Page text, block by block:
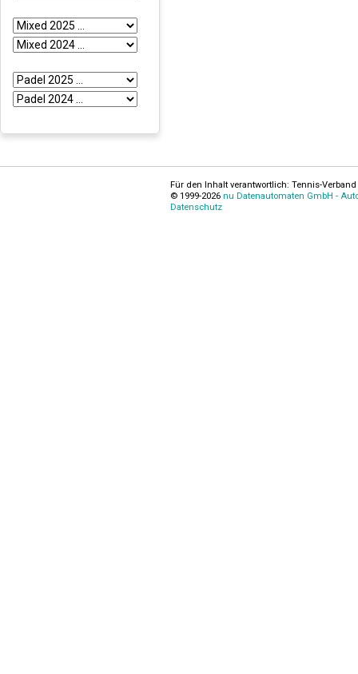
Für den Inhalt verantwortlich: Tennis-
© 1999-2026 nu Datenautomaten GmbH -
Datenschutz